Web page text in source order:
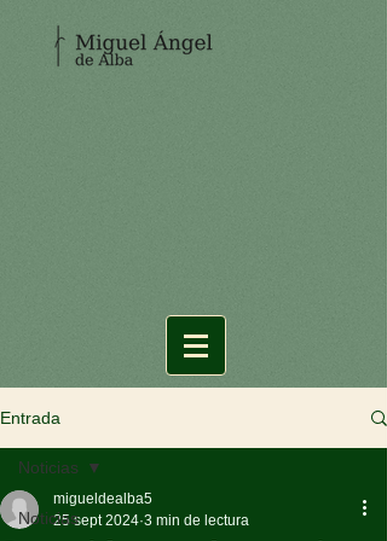
Entrada
Noticias
Noticias
migueldealba5
25 sept 2024 3 min de lectura